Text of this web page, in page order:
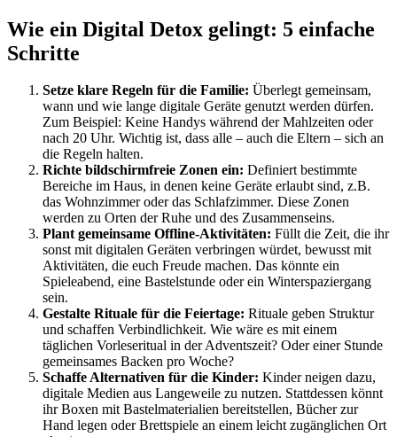
Wie ein Digital Detox gelingt: 5 einfache
Schritte
Setze klare Regeln für die Familie: Überlegt gemeinsam,
wann und wie lange digitale Geräte genutzt werden dürfen.
Zum Beispiel: Keine Handys während der Mahlzeiten oder
nach 20 Uhr. Wichtig ist, dass alle – auch die Eltern – sich an
die Regeln halten.
Richte bildschirmfreie Zonen ein: Definiert bestimmte
Bereiche im Haus, in denen keine Geräte erlaubt sind, z.B.
das Wohnzimmer oder das Schlafzimmer. Diese Zonen
werden zu Orten der Ruhe und des Zusammenseins.
Plant gemeinsame Offline-Aktivitäten: Füllt die Zeit, die ihr
sonst mit digitalen Geräten verbringen würdet, bewusst mit
Aktivitäten, die euch Freude machen. Das könnte ein
Spieleabend, eine Bastelstunde oder ein Winterspaziergang
sein.
Gestalte Rituale für die Feiertage: Rituale geben Struktur
und schaffen Verbindlichkeit. Wie wäre es mit einem
täglichen Vorleseritual in der Adventszeit? Oder einer Stunde
gemeinsames Backen pro Woche?
Schaffe Alternativen für die Kinder: Kinder neigen dazu,
digitale Medien aus Langeweile zu nutzen. Stattdessen könnt
ihr Boxen mit Bastelmaterialien bereitstellen, Bücher zur
Hand legen oder Brettspiele an einem leicht zugänglichen Ort